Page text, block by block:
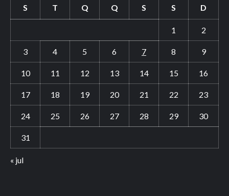
S T Q Q S S D
1 2
3 4 5 6 7 8 9
10 11 12 13 14 15 16
17 18 19 20 21 22 23
24 25 26 27 28 29 30
31
« jul